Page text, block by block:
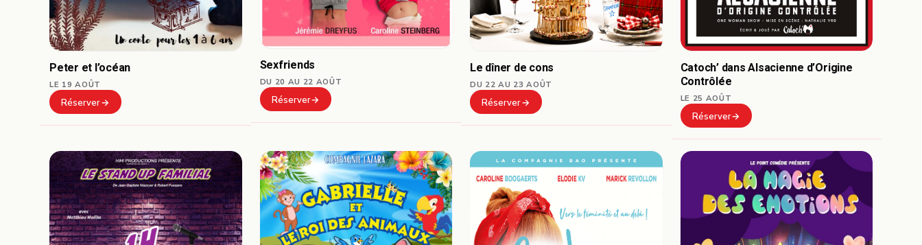
Peter et l’océan
LE 19 AOÛT
Réserver
Sexfriends
DU 20 AU 22 AOÛT
Réserver
Le dîner de cons
DU 22 AU 23 AOÛT
Réserver
Catoch’ dans Alsacienne d’Origine
Contrôlée
LE 25 AOÛT
Réserver